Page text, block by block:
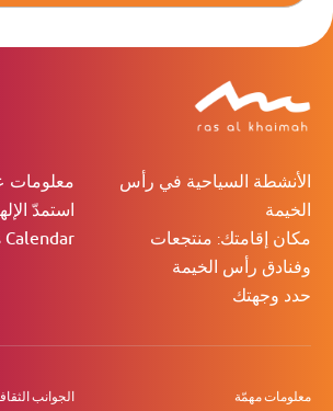
الأنشطة السياحية في رأس
الخيمة
مكان إقامتك: منتجعات
وفنادق رأس الخيمة
حدد وجهتك
معلومات
استمدّ
معلومات مهمّة
الجوانب